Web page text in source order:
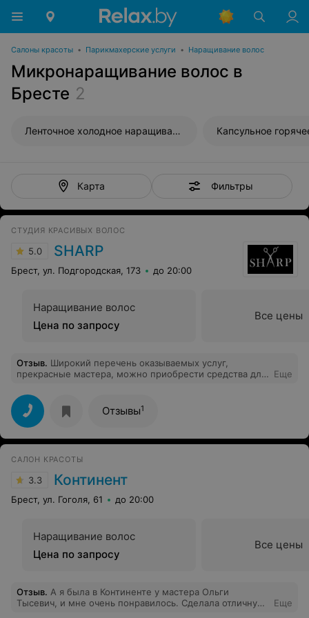
Салоны красоты • Парикмахерские услуги • Наращивание волос
Микронаращивание волос в
Бресте 2
Ленточное холодное наращивание волос
Карта Фильтры
СТУДИЯ КРАСИВЫХ ВОЛОС
5.0 SHARP
Брест, ул. Подгородская, 173 до 20:00
Наращивание волос
Цена по запросу
Все цены
Отзыв. Широкий перечень оказываемых услуг,
прекрасные мастера, можно приобрести средства для
подойдёт именно Вам. На услуги молодого мастера
действует скидка. Обязательно приду снова!
Еще
Отзывы1
САЛОН КРАСОТЫ
3.3 Континент
Брест, ул. Гоголя, 61 до 20:00
Наращивание волос
Цена по запросу
Все цены
Отзыв. А я была в Континенте у мастера Ольги
Тысевич, и мне очень понравилось. Сделала отличную
Еще